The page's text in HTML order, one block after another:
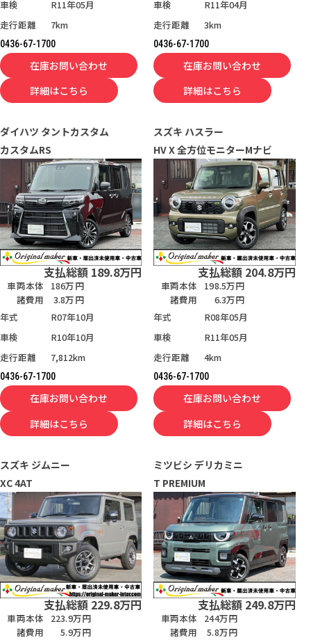
車検
R11年05月
走行距離
7km
0436-67-1700
在庫お問い合わせ
詳細はこちら
車検
R11年04月
走行距離
3km
0436-67-1700
在庫お問い合わせ
詳細はこちら
ダイハツ タントカスタム
カスタムRS
支払総額 189.8万円
車両本体
186万円
諸費用
3.8万円
年式
R07年10月
車検
R10年10月
走行距離
7,812km
0436-67-1700
在庫お問い合わせ
詳細はこちら
スズキ ハスラー
HV X 全方位モニターMナビ
支払総額 204.8万円
車両本体
198.5万円
諸費用
6.3万円
年式
R08年05月
車検
R11年05月
走行距離
4km
0436-67-1700
在庫お問い合わせ
詳細はこちら
スズキ ジムニー
XC 4AT
支払総額 229.8万円
車両本体
223.9万円
諸費用
5.9万円
ミツビシ デリカミニ
T PREMIUM
支払総額 249.8万円
車両本体
244万円
諸費用
5.8万円